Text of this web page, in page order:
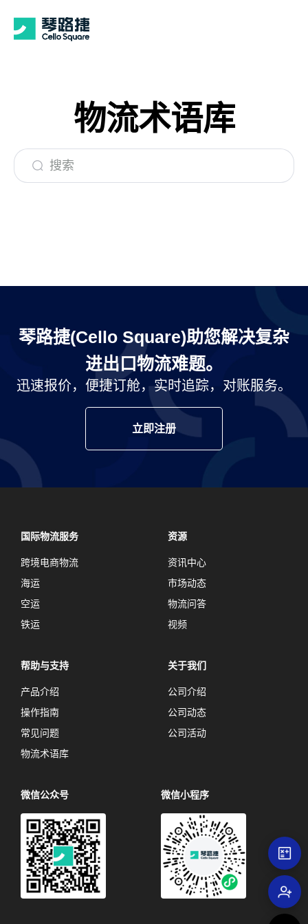
物流术语库
琴路捷(Cello Square)助您解决复杂
进出口物流难题。
迅速报价，便捷订舱，实时追踪，对账服务。
立即注册
国际物流服务
跨境电商物流
海运
空运
铁运
资源
资讯中心
市场动态
物流问答
视频
帮助与支持
产品介绍
操作指南
常见问题
物流术语库
关于我们
公司介绍
公司动态
公司活动
微信公众号 微信小程序